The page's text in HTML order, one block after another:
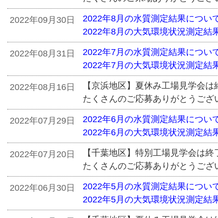
2022年09月30日
2022年8月の水質測定結果につい
2022年8月の大気環境状況測定結
2022年08月31日
2022年7月の水質測定結果につい
2022年7月の大気環境状況測定結
2022年08月16日
【京浜地区】夏休み工場見学会
たくさんのご応募ありがとうござ
2022年07月29日
2022年6月の水質測定結果につい
2022年6月の大気環境状況測定結
2022年07月20日
【千葉地区】特別工場見学会は
たくさんのご応募ありがとうござ
2022年06月30日
2022年5月の水質測定結果につい
2022年5月の大気環境状況測定結